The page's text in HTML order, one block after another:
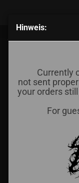
Hinweis:
Currently
not sent
your orders
For
Taranis - Faust (LP